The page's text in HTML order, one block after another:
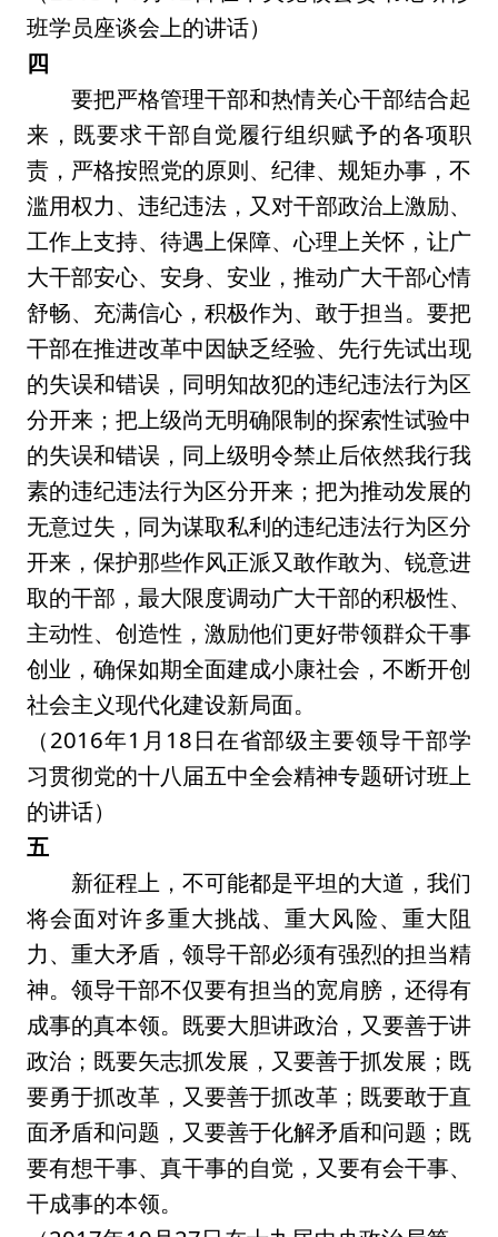
班学员座谈会上的讲话）
四
要把严格管理干部和热情关心干部结合起
来，既要求干部自觉履行组织赋予的各项职
责，严格按照党的原则、纪律、规矩办事，不
滥用权力、违纪违法，又对干部政治上激励、
工作上支持、待遇上保障、心理上关怀，让广
大干部安心、安身、安业，推动广大干部心情
舒畅、充满信心，积极作为、敢于担当。要把
干部在推进改革中因缺乏经验、先行先试出现
的失误和错误，同明知故犯的违纪违法行为区
分开来；把上级尚无明确限制的探索性试验中
的失误和错误，同上级明令禁止后依然我行我
素的违纪违法行为区分开来；把为推动发展的
无意过失，同为谋取私利的违纪违法行为区分
开来，保护那些作风正派又敢作敢为、锐意进
取的干部，最大限度调动广大干部的积极性、
主动性、创造性，激励他们更好带领群众干事
创业，确保如期全面建成小康社会，不断开创
社会主义现代化建设新局面。
（2016年1月18日在省部级主要领导干部学
习贯彻党的十八届五中全会精神专题研讨班上
的讲话）
五
新征程上，不可能都是平坦的大道，我们
将会面对许多重大挑战、重大风险、重大阻
力、重大矛盾，领导干部必须有强烈的担当精
神。领导干部不仅要有担当的宽肩膀，还得有
成事的真本领。既要大胆讲政治，又要善于讲
政治；既要矢志抓发展，又要善于抓发展；既
要勇于抓改革，又要善于抓改革；既要敢于直
面矛盾和问题，又要善于化解矛盾和问题；既
要有想干事、真干事的自觉，又要有会干事、
干成事的本领。